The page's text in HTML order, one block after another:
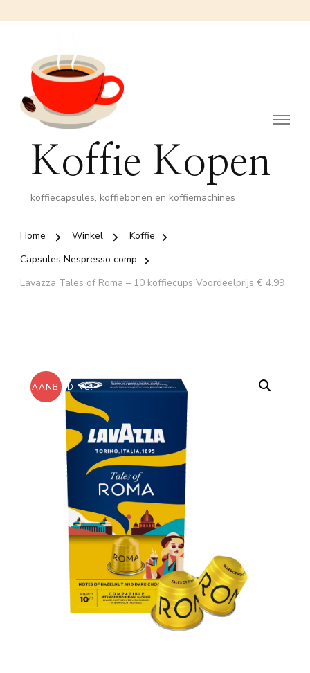
Koffie Kopen
koffiecapsules, koffiebonen en koffiemachines
Home Winkel
Koffie
Capsules Nespresso comp
Lavazza Tales of Roma – 10 koffiecups Voordeelprijs € 4.99
AANBIEDING!